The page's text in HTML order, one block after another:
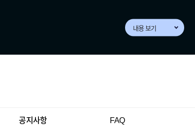
내용 보기
공지사항 FAQ